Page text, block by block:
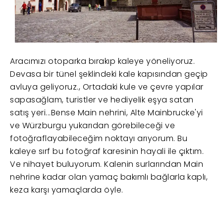
Aracımızı otoparka bırakıp kaleye yöneliyoruz.
Devasa bir tünel şeklindeki kale kapısından geçip
avluya geliyoruz., Ortadaki kule ve çevre yapılar
sapasağlam, turistler ve hediyelik eşya satan
satış yeri...Bense Main nehrini, Alte Mainbrucke'yi
ve Würzburgu yukarıdan görebileceği ve
fotoğraflayabileceğim noktayı arıyorum. Bu
kaleye sırf bu fotoğraf karesinin hayali ile çıktım.
Ve nihayet buluyorum. Kalenin surlarından Main
nehrine kadar olan yamaç bakımlı bağlarla kaplı,
keza karşı yamaçlarda öyle.